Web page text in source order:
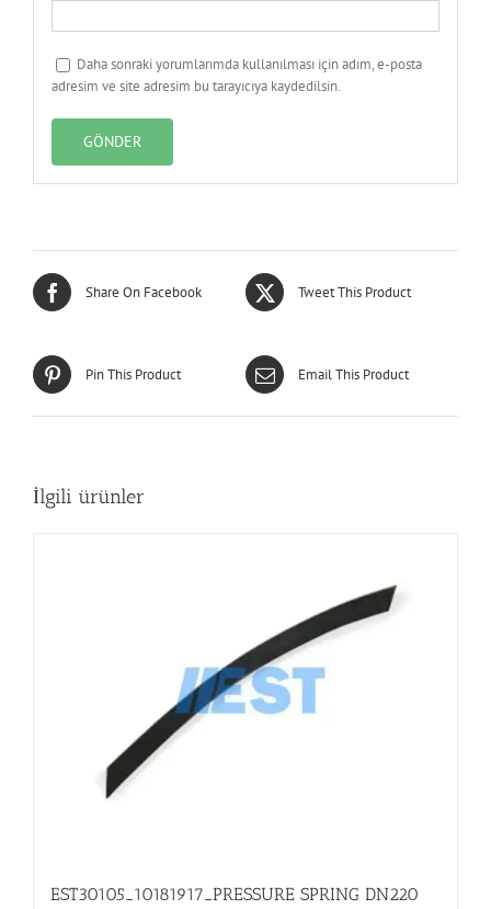
Daha sonraki yorumlarımda kullanılması için adım, e-posta
adresim ve site adresim bu tarayıcıya kaydedilsin.
Share On Facebook Tweet This Product
Pin This Product Email This Product
İlgili ürünler
EST30105_10181917_PRESSURE SPRING DN220